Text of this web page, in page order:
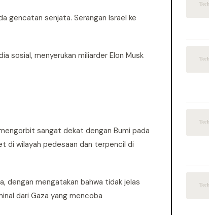
gencatan senjata. Serangan Israel ke
sosial, menyerukan miliarder Elon Musk
sangat dekat dengan Bumi pada
di wilayah pedesaan dan terpencil di
dengan mengatakan bahwa tidak jelas
dari Gaza yang mencoba